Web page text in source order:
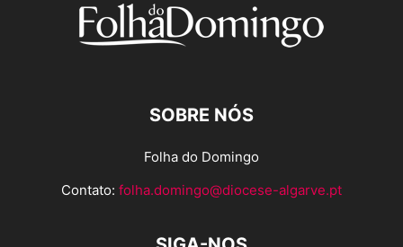
SOBRE NÓS
Folha do Domingo
Contato: folha.domingo@diocese-algarve.pt